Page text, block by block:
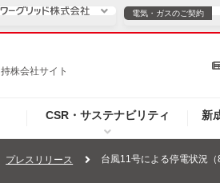
持株会社サイト
CSR・サステナビリティ 新
ご案内
電気・ガスのご契約
電気・ガスのご契約
個人のお客さま
プレスリリース 台風11号による停電状況（